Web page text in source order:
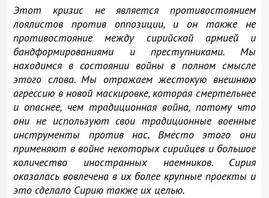
Этот кризис не является противостоянием
лоялистов против оппозиции, и он также не
противостояние между сирийской армией и
бандформированиями и преступниками. Мы
находимся в состоянии войны в полном смысле
этого слова. Мы отражаем жестокую внешнюю
агрессию в новой маскировке, которая смертельнее
и опаснее, чем традиционная война, потому что
они не используют свои традиционные военные
инструменты против нас. Вместо этого они
применяют в войне некоторых сирийцев и большое
количество иностранных наемников. Сирия
оказалась вовлечена в их более крупные проекты и
это сделало Сирию также их целью.